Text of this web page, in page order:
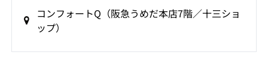
コンフォートQ（阪急うめだ本店7階／十三ショ
ップ）